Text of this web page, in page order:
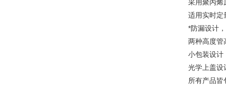
采用聚丙烯
适用实时定
*防漏设计
两种高度管
小包装设计
光学上盖设
所有产品皆